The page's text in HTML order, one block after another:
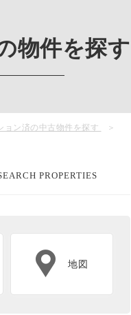
物件を探す
ョン済の中古物件を探す
PROPERTIES
地図